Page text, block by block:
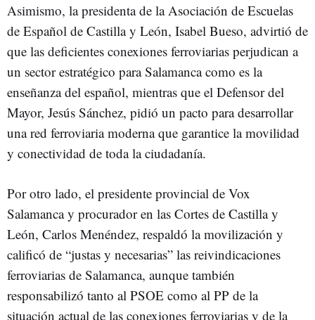
Asimismo, la presidenta de la Asociación de Escuelas
de Español de Castilla y León, Isabel Bueso, advirtió de
que las deficientes conexiones ferroviarias perjudican a
un sector estratégico para Salamanca como es la
enseñanza del español, mientras que el Defensor del
Mayor, Jesús Sánchez, pidió un pacto para desarrollar
una red ferroviaria moderna que garantice la movilidad
y conectividad de toda la ciudadanía.
Por otro lado, el presidente provincial de Vox
Salamanca y procurador en las Cortes de Castilla y
León, Carlos Menéndez, respaldó la movilización y
calificó de “justas y necesarias” las reivindicaciones
ferroviarias de Salamanca, aunque también
responsabilizó tanto al PSOE como al PP de la
situación actual de las conexiones ferroviarias y de la